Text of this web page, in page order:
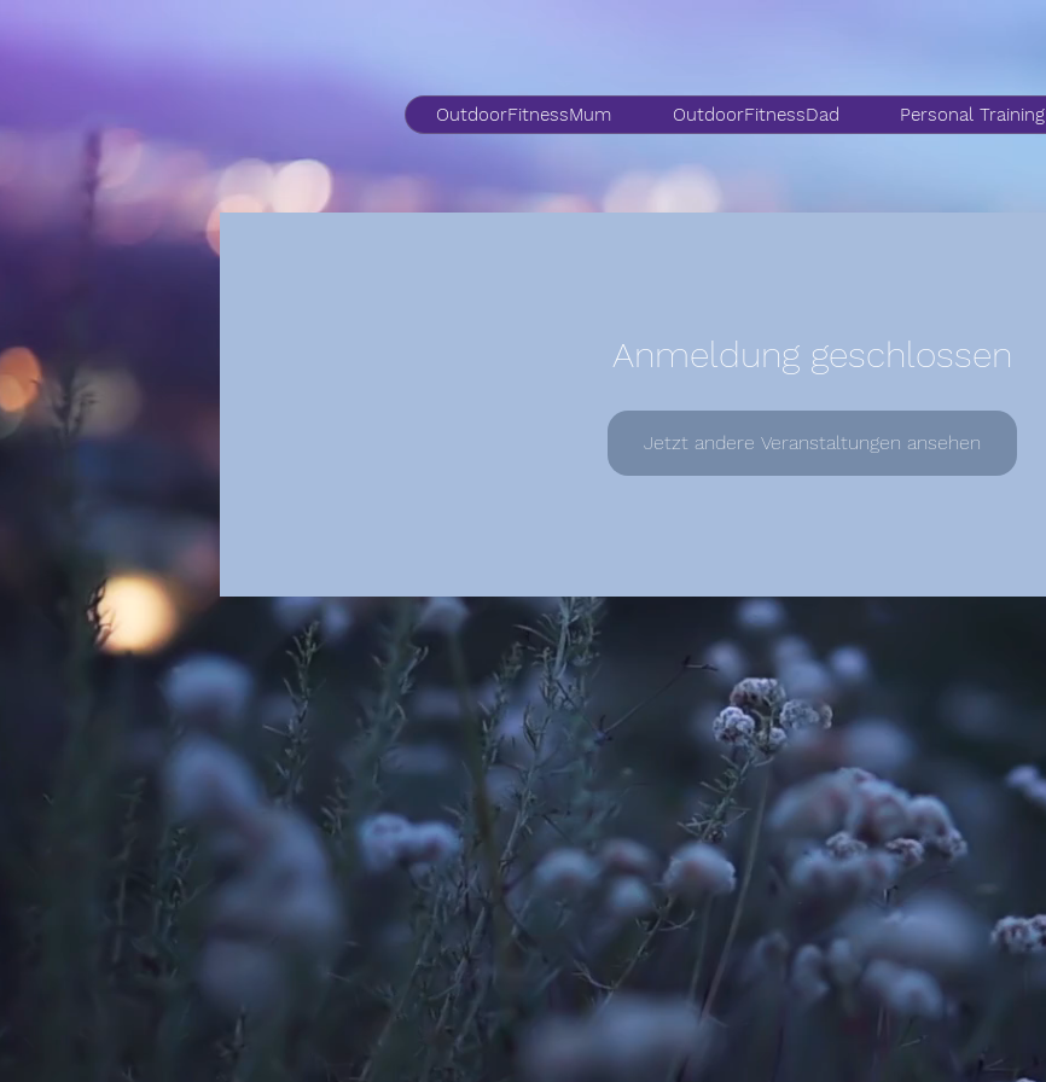
OutdoorFitnessMum OutdoorFitnessDad Personal Training
Anmeldung geschlossen
Jetzt andere Veranstaltungen ansehen